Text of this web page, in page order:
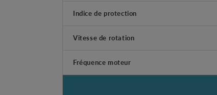
Indice de protection
Vitesse de rotation
Fréquence moteur